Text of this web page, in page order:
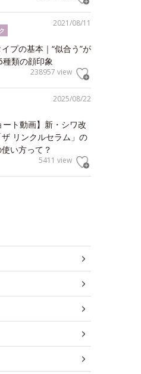
2021/08/11
プの基本｜“似合う”が
種類の顔印象
238957 view
2025/08/22
ート動画】新・シワ改
リンクルセラム」の
い方って？
5411 view